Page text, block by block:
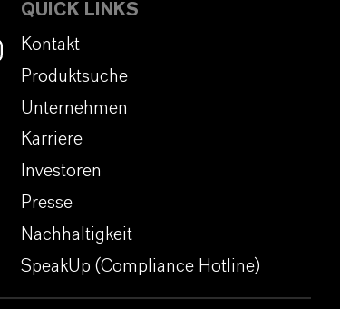
QUICK LINKS
Kontakt
Produktsuche
Unternehmen
Karriere
Investoren
Presse
Nachhaltigkeit
SpeakUp (Compliance Hotline)